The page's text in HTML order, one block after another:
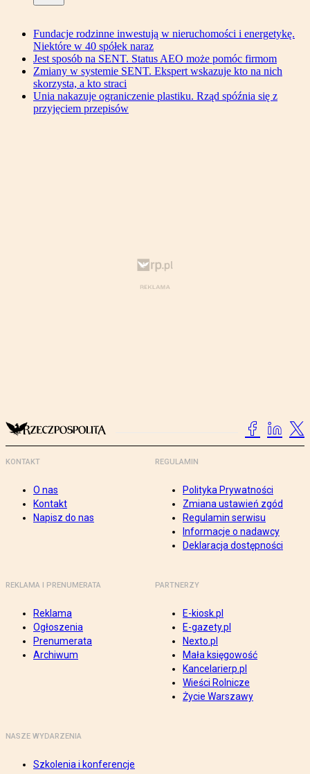
Fundacje rodzinne inwestują w nieruchomości i energetykę.
Niektóre w 40 spółek naraz
Jest sposób na SENT. Status AEO może pomóc firmom
Zmiany w systemie SENT. Ekspert wskazuje kto na nich
skorzysta, a kto straci
Unia nakazuje ograniczenie plastiku. Rząd spóźnia się z
przyjęciem przepisów
KONTAKT
O nas
Kontakt
Napisz do nas
REGULAMIN
Polityka Prywatności
Zmiana ustawień zgód
Regulamin serwisu
Informacje o nadawcy
Deklaracja dostępności
REKLAMA I PRENUMERATA
Reklama
Ogłoszenia
Prenumerata
Archiwum
PARTNERZY
E-kiosk.pl
E-gazety.pl
Nexto.pl
Mała księgowość
Kancelarierp.pl
Wieści Rolnicze
Życie Warszawy
NASZE WYDARZENIA
Szkolenia i konferencje